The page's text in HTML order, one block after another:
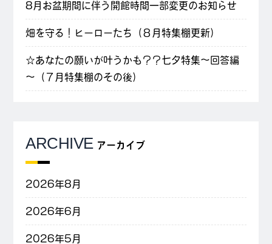
8月お盆期間に伴う開館時間一部変更のお知らせ
畑を守る！ヒーローたち（８月特集棚更新）
☆あなたの願いが叶うかも？？七夕特集～回答編
～（７月特集棚のその後）
ARCHIVE アーカイブ
2026年8月
2026年6月
2026年5月